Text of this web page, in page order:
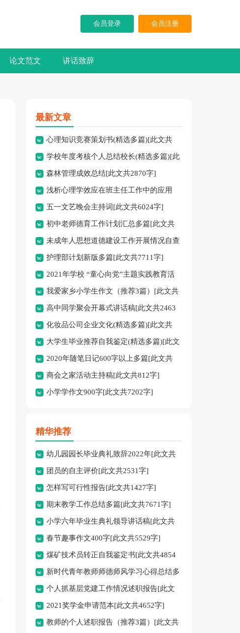
会员登录 会员注册
论文范文 讲话致辞
最新文章
心理知识竞赛策划书(精选多篇)[此文共
5937字]
学校年度考核个人总结校长(精选多篇)[此
文共7741字]
森林管理成效总结[此文共2870字]
浅析心理学效应在班主任工作中的应用
[此文共3828字]
五一文艺晚会主持词[此文共6024字]
初中老师德育工作计划汇总多篇[此文共
11627字]
未成年人思想道德建设工作开展情况自查
报告[此文共12435字]
护理部计划新版多篇[此文共7711字]
2021年学校 “童心向党”主题实践教育活
动方案[此文共1080字]
我爱家乡小学生作文（推荐3篇）[此文共
1167字]高中同学聚会开幕式讲话稿[此文共2463
字] 化妆品公司企业文化(精选多篇)[此文共
6398字]
大学生毕业推荐自我鉴定(精选多篇)[此文
共5048字]
2020年随笔日记600字以上多篇[此文共
2977字]
商会之家活动主持稿[此文共812字]
小学学作文900字[此文共7202字]
精华推荐
幼儿园园长毕业典礼致辞2022年[此文共
3499字]团员的自主评价[此文共2531字]
怎样写可行性报告[此文共1427字]
期末教学工作总结多篇[此文共7671字]
小学六年毕业生典礼领导讲话稿[此文共
4532字]
春节趣事作文400字[此文共5529字]
煤矿技术员转正自我鉴定书[此文共4854
字] 新时代青年教师师德师风学习心得总结多
篇[此文共12559字]
个人抓基层党建工作情况述职报告[此文
共2027字]
2021奖学金申请范本[此文共4652字]
教师的个人述职报告（推荐3篇）[此文共